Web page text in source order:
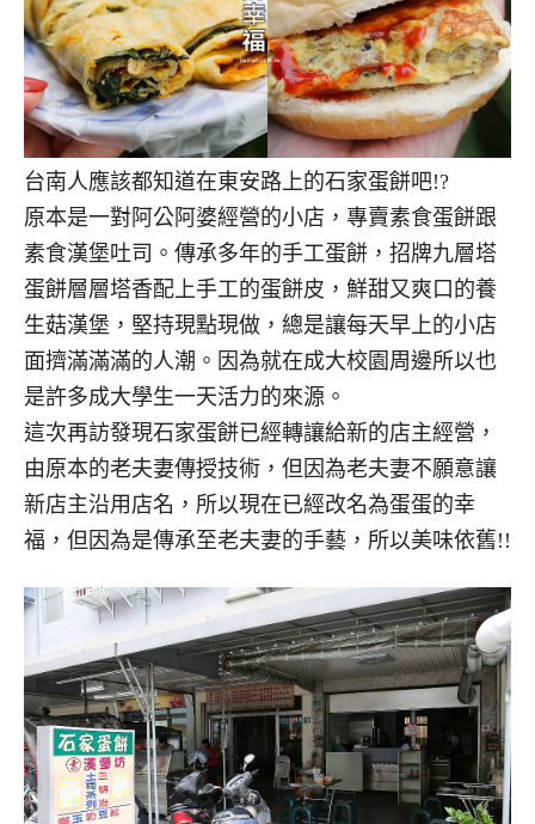
台南人應該都知道在東安路上的石家蛋餅吧!?
原本是一對阿公阿婆經營的小店，專賣素食蛋餅跟
素食漢堡吐司。傳承多年的手工蛋餅，招牌九層塔
蛋餅層層塔香配上手工的蛋餅皮，鮮甜又爽口的養
生菇漢堡，堅持現點現做，總是讓每天早上的小店
面擠滿滿滿的人潮。因為就在成大校園周邊所以也
是許多成大學生一天活力的來源。
這次再訪發現石家蛋餅已經轉讓給新的店主經營，
由原本的老夫妻傳授技術，但因為老夫妻不願意讓
新店主沿用店名，所以現在已經改名為蛋蛋的幸
福，但因為是傳承至老夫妻的手藝，所以美味依舊!!